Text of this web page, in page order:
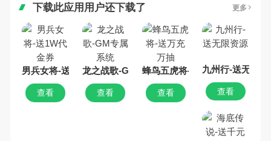
下载此应用用户还下载了 更多
男兵女将-送1W代金券
查看
龙之战歌-GM专属系统
查看
蜂鸟五虎将-送万充万抽
查看
九州行-送无限资
查看